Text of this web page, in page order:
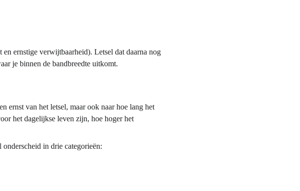
ernstige verwijtbaarheid). Letsel dat daarna nog
je binnen de bandbreedte uitkomt.
ernst van het letsel, maar ook naar hoe lang het
het dagelijkse leven zijn, hoe hoger het
in drie categorieën: